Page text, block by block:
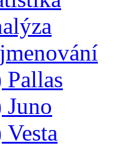
Pallas
Juno
Vesta